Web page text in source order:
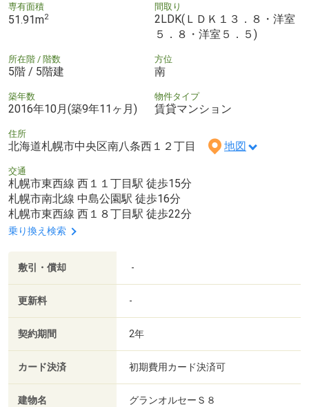
専有面積
51.91m2
間取り
2LDK(ＬＤＫ１３．８・洋室
５．８・洋室５．５)
所在階 / 階数
5階 / 5階建
方位
南
築年数
2016年10月(築9年11ヶ月)
物件タイプ
賃貸マンション
住所
北海道札幌市中央区南八条西１２丁目 地図
交通
札幌市東西線 西１１丁目駅 徒歩15分
札幌市南北線 中島公園駅 徒歩16分
札幌市東西線 西１８丁目駅 徒歩22分
乗り換え検索
敷引・償却 -
更新料 -
契約期間 2年
カード決済 初期費用カード決済可
建物名 グランオルセーＳ８